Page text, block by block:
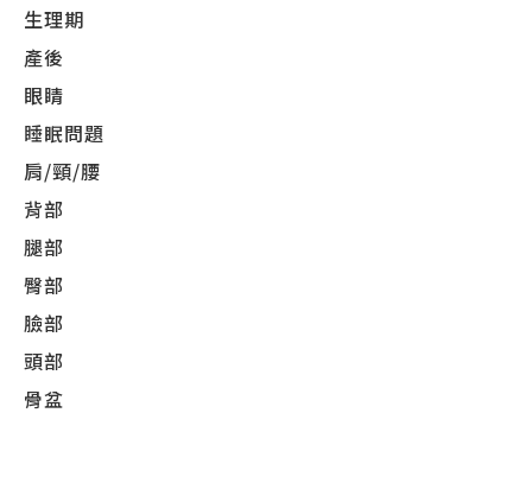
生理期
產後
眼睛
睡眠問題
肩/頸/腰
背部
腿部
臀部
臉部
頭部
骨盆